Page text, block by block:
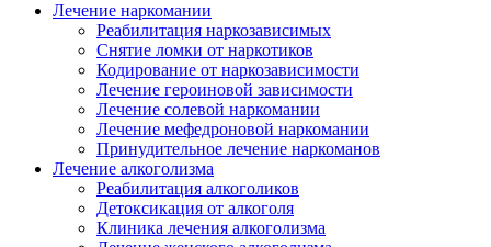
Лечение наркомании
Реабилитация наркозависимых
Снятие ломки от наркотиков
Кодирование от наркозависимости
Лечение героиновой зависимости
Лечение солевой наркомании
Лечение мефедроновой наркомании
Принудительное лечение наркоманов
Лечение алкоголизма
Реабилитация алкоголиков
Детоксикация от алкоголя
Клиника лечения алкоголизма